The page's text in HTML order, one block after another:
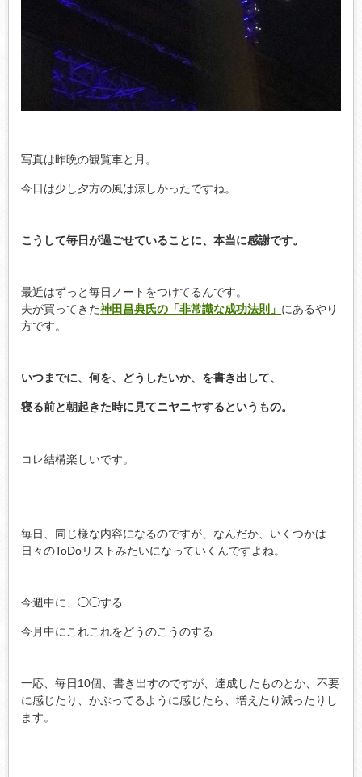
写真は昨晩の観覧車と月。
今日は少し夕方の風は涼しかったですね。
こうして毎日が過ごせていることに、本当に感謝です。
最近はずっと毎日ノートをつけてるんです。
夫が買ってきた神田昌典氏の「非常識な成功法則」 にあるやり
方です。
いつまでに、何を、どうしたいか、を書き出して、
寝る前と朝起きた時に見てニヤニヤするというもの。
コレ結構楽しいです。
毎日、同じ様な内容になるのですが、なんだか、いくつかは
日々のToDoリストみたいになっていくんですよね。
今週中に、◯◯する
今月中にこれこれをどうのこうのする
一応、毎日10個、書き出すのですが、達成したものとか、不要
に感じたり、かぶってるように感じたら、増えたり減ったりし
ます。